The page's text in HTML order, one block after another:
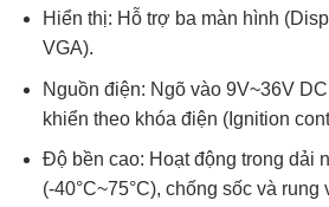
Hiển thị: Hỗ trợ ba màn hình
VGA).
Nguồn điện: Ngõ vào 9V~36V
khiển theo khóa điện (Ignition
Độ bền cao: Hoạt động trong dải
(-40°C~75°C), chống sốc và